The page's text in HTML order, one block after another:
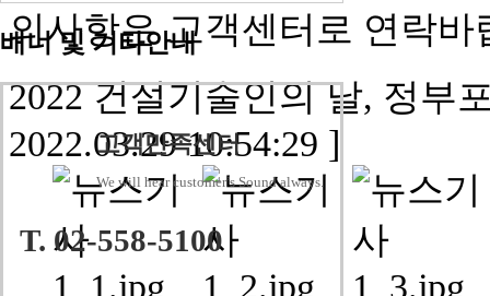
배너 및 기타안내
고객만족센터
We will hear customer’s Sound always.
T. 02-558-5100
의사항은 고객센터로 연락바
2022 건설기술인의 날, 정부
2022.03.29 10:54:29 ]